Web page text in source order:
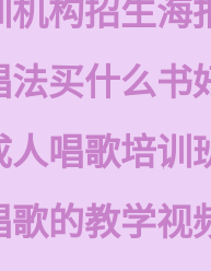
机构招生海
法买什么书
人唱歌培训
歌的教学视